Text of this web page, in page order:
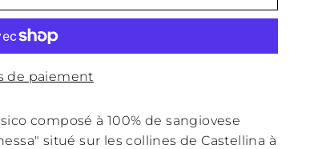
de paiement
composé à 100% de sangiovese
situé sur les collines de Castellina à